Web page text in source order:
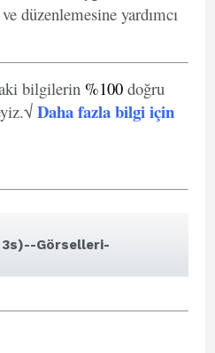
düzenlemesine yardımcı
bilgilerin %100 doğru
Daha fazla bilgi için
3s)--Görselleri-